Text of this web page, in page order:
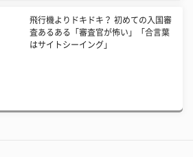
飛行機よりドキドキ？ 初めての入国審
査あるある「審査官が怖い」「合言葉
はサイトシーイング」